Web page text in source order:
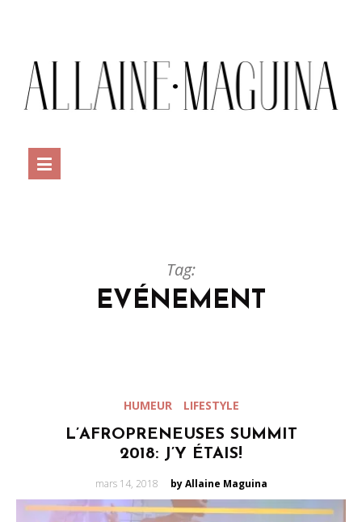
Tag:
EVÉNEMENT
HUMEUR LIFESTYLE
L’AFROPRENEUSES SUMMIT
2018: J’Y ÉTAIS!
Posted
mars 14, 2018 by Allaine Maguina